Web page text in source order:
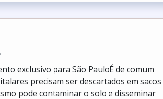
exclusivo para São PauloÉ de comum
precisam ser descartados em sacos
pode contaminar o solo e disseminar